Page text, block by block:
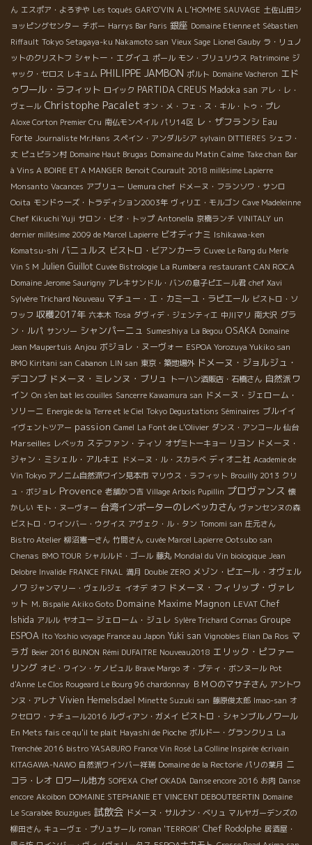
ん エスポア・よろずや Les toqués GAR'O'VIN A L’HOMME SAUVAGE 土佐山田シ
ョッピングセンター チボー Harrys Bar Paris 銀座 Domaine Etienne et Sébastien
Riffault Tokyo Setagaya-ku Nakamoto san Vieux Sage Lionel Gauby ラ・リュノ
ットのクリストフ シャトー・エグイユ ポール モン・ブリュリウス Patrimoine ジ
ャック・セロス レキュム PHILIPPE JAMBON ポルト Domaine Vacheron エド
ゥワール・ラフィット ロイック PARTIDA CREUS Madoka san アレ・レ・
ヴェール Christophe Pacalet オン・メ・フェ・ス・キル・トゥ・プレ
Aloxe Corton Premier Cru 南仏モンペイル パリ14区 レ・ザフランシ Eau
Forte Journaliste Mr.Hans スペイン・アンダルシア sylvain DITTIERES シェフ・
丈 ピュピラン村 Domaine Haut Brugas Domaine du Matin Calme Take chan Bar
à Vins A BOIRE ET A MANGER Benoit Courault 2018 millésime Lapierre
Monsanto Vacances アブリュー Uemura chef ドメーヌ・フランソワ・サンロ
Ooita モンドゥーズ・トラディション2003年 ヴィリエ・モルゴン Cave Madeleinne
Chef Kikuchi Yuji サロン・ビオ・トップ Antonella 京橋ランチ VINITALY un
dernier millésime 2009 de Marcel Lapierre ビオディナミ Ishikawa-ken
Komatsu-shi バニュルス ビストロ・ビアンカーラ Cuvee Le Rang du Merle
Vin S M Julien Guillot Cuvée Bistrologie La Rumbera restaurant CAN ROCA
Domaine Jerome Saurigny アレキサンドル・バンの息子ピエール君 chef Xavi
Sylvère Trichard Nouveau マチュー・エ・カミーユ・ラピエール ビストロ・ソ
ワッフ 収穫2017年 六本木 Tosa ダヴィデ・ジェンティエ 中川マリ 南大沢 グラ
ン・ルパ サンソー シャンパーニュ Sumeshiya La Begou OSAKA Domaine
Jean Maupertuis Anjou ボジョレ・ヌーヴォー ESPOA Yorozuya Yukiko san
BMO Kiritani san Cabanon LIN san 東京・築地場外 ドメーヌ・ジョルジュ・
デコンブ ドメーヌ・ミレンヌ・ブリュ トーハン酒販店・石橋さん 自然派ワ
イン On s'en bat les couilles Sancerre Kawamura san ドメーヌ・ジェローム・
ソリーニ Energie de la Terre et le Ciel Tokyo Degustations Séminaires ブルイイ
イヴェントツアー passion Camel La Font de L'Olivier ダンス・アンコール 仙台
Marseilles レベッカ ステファン・ティソ オザミトーキョー リヨン ドメーヌ・
ジャン・ミシェル・アルキエ ドメーヌ・ル・スカラベ ディオニ社 Academie de
Vin Tokyo アノニム自然派ワイン見本市 マリウス・ラフィット Brouilly 2013 クリ
ュ・ボジョレ Provence 老舗かつ吉 Village Arbois Pupillin プロヴァンス 懐
かしい モト・ヌーヴォー 台湾インポーターのレベッカさん ヴァンセンヌの森
ビストロ・ワインバー・ウグイス アヴェク・ル・タン Tomomi san 庄元さん
Bistro Atelier 柳沼憲一さん 竹間さん cuvée Marcel Lapierre Ootsubo san
Chenas BMO TOUR シャルルド・ゴール 藤丸 Mondial du Vin biologique Jean
Delobre Invalide FRANCE FINAL 満月 Double ZERO メゾン・ピエール・オヴェル
ノワ ジャンマリー・ヴェルジェ イオデ オフ ドメーヌ・フィリップ・ヴァレ
ット M. Bispalie Akiko Goto Domaine Maxime Magnon LEVAT Chef
Ishida アルル ヤオユー ジェローム・ジュレ Sylère Trichard Cornas Groupe
ESPOA Ito Yoshio voyage France au Japon Yuki san Vignobles Elian Da Ros マ
ラガ Beier 2016 BUNON Rémi DUFAITRE Nouveau2018 エリック・ピファー
リング オビ・ワイン・ケノビュル Brave Margo オ・プティ・ボンヌール Pot
d'Anne Le Clos Rougeard Le Bourg 96 chardonnay ＢＭＯのマサ子さん アントワ
ンヌ・アレナ Vivien Hemelsdael Minette Suzuki san 藤原俊太郎 Imao-san オ
クセロワ・ナチュール2016 ルヴィアン・ガメイ ビストロ・シャンブルノワール
En Mets fais ce qu'il te plait Hayashi de Pioche ボルドー・グランクリュ La
Trenchée 2016 bistro YASABURO France Vin Rosé La Colline Inspirée écrivain
KITAGAWA-NAWO 自然派ワインバー祥瑞 Domaine de la Rectorie パリの葉月 ニ
コラ・レオ ロワール地方 SOPEXA Chef OKADA Danse encore 2016 お肉 Danse
encore Akoibon DOMAINE STEPHANIE ET VINCENT DEBOUTBERTIN Domaine
Le Scarabée Bouzigues 試飲会 ドメーヌ・サルナン・ベリュ マルヤガーデンズの
柳田さん キューヴェ・プリュサール roman 'TERROIR' Chef Rodolphe 居酒屋・